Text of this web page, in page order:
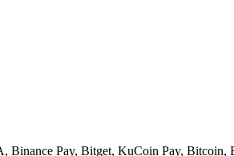
Binance Pay, Bitget, KuCoin Pay,